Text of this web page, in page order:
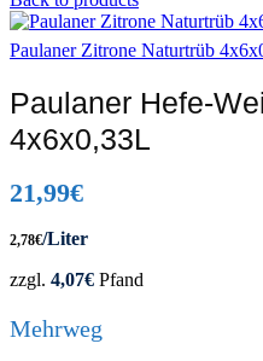
Paulaner Zitrone Naturtrüb
Paulaner Hefe-
4x6x0,33L
21,99€
2,78€/Liter
zzgl. 4,07€ Pfand
Mehrweg